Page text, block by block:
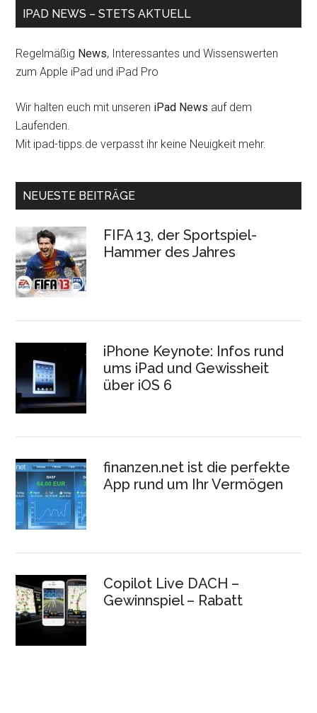
IPAD NEWS – STETS AKTUELL
Regelmäßig News, Interessantes und Wissenswerten
zum Apple iPad und iPad Pro
Wir halten euch mit unseren iPad News auf dem
Laufenden.
Mit ipad-tipps.de verpasst ihr keine Neuigkeit mehr.
NEUESTE BEITRÄGE
FIFA 13, der Sportspiel-
Hammer des Jahres
iPhone Keynote: Infos rund
ums iPad und Gewissheit
über iOS 6
finanzen.net ist die perfekte
App rund um Ihr Vermögen
Copilot Live DACH –
Gewinnspiel – Rabatt